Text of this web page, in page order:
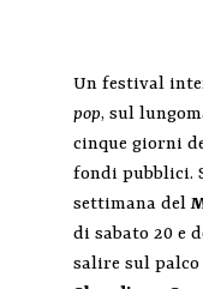
Un festival
pop, sul
cinque giorni
fondi pubblici.
settimana del
di sabato 20 e
salire sul